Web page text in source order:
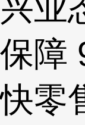
保障
快零